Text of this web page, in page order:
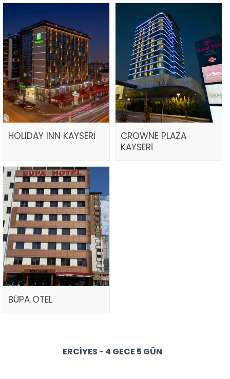
HOLIDAY INN KAYSERİ
CROWNE PLAZA
KAYSERİ
BÜPA OTEL
ERCIYES - 4 GECE 5 GÜN